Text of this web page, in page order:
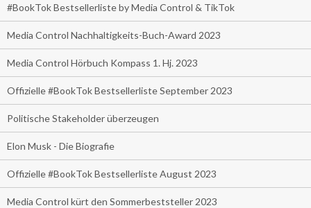
#BookTok Bestsellerliste by Media Control & TikTok
Media Control Nachhaltigkeits-Buch-Award 2023
Media Control Hörbuch Kompass 1. Hj. 2023
Offizielle #BookTok Bestsellerliste September 2023
Politische Stakeholder überzeugen
Elon Musk - Die Biografie
Offizielle #BookTok Bestsellerliste August 2023
Media Control kürt den Sommerbeststeller 2023